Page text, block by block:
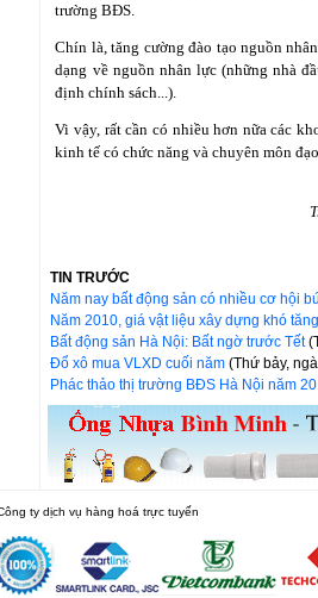
trường BĐS.
Chín là, tăng cường đào tạo nguồn
dạng về nguồn nhân lực (những nhà
định chính sách...).
Vi vậy, rất cần có nhiều hơn nữa các
kinh tế có chức năng và chuyên môn
TIN TRƯỚC
Năm nay bất động sản có nhiều cơ hội
Năm 2010, giá vật liệu xây dựng khó
Bất động sản Hà Nội: Bất ngờ trước Tết
Đổ xô mua VLXD cuối năm(Thứ bảy,
Phác thảo thị trường BĐS Hà Nội năm
ty dịch vụ hàng hoá trực tuyến